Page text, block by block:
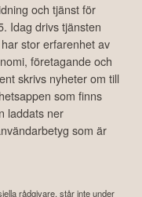
och tjänst för
Idag drivs tjänsten
stor erfarenhet av
företagande och
skrivs nyheter om till
som finns
laddats ner
som är
rådgivare, står inte under